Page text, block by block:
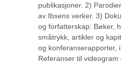
publikasjoner. 2)
av Ibsens verker. 3)
og forfatterskap: Bøker,
småtrykk, artikler og
og konferanserapporter,
Referanser til